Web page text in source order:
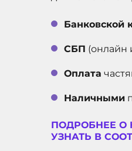
Банковской
СБП (онлайн
Оплата
Наличными
ПОДРОБНЕЕ
УЗНАТЬ В